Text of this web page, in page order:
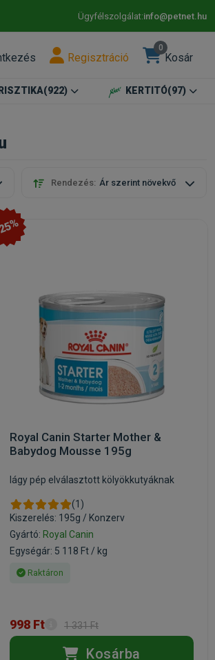
Ügyfélszolgálat:info@petnet.hu
Regisztráció
0
Kosár
(922) KERTITÓ(97)
Rendezés: Ár szerint növekvő
Royal Canin Starter Mother &
Babydog Mousse 195g
lágy pép elválasztott kölyökkutyáknak
(1)
Kiszerelés: 195g / Konzerv
Gyártó: Royal Canin
Egységár: 5 118 Ft / kg
Raktáron
998 Ft 1 331 Ft
Kosárba